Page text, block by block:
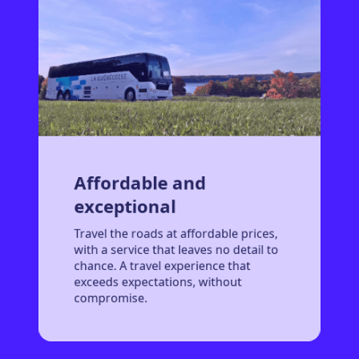
Affordable and
exceptional
Travel the roads at affordable prices,
with a service that leaves no detail to
chance. A travel experience that
exceeds expectations, without